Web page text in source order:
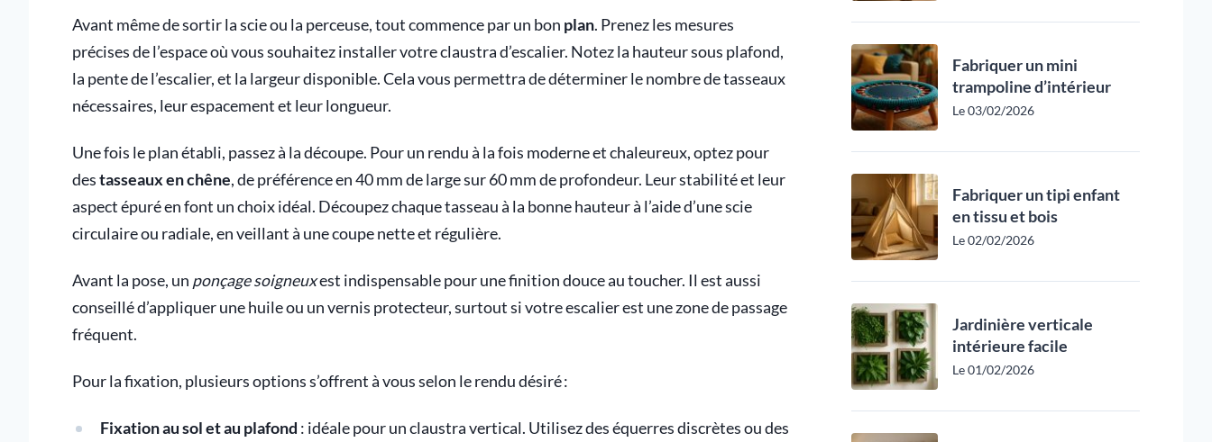
Avant même de sortir la scie ou la perceuse, tout commence par un bon plan. Prenez les mesures
précises de l’espace où vous souhaitez installer votre claustra d’escalier. Notez la hauteur sous plafond,
la pente de l’escalier, et la largeur disponible. Cela vous permettra de déterminer le nombre de tasseaux
nécessaires, leur espacement et leur longueur.
Une fois le plan établi, passez à la découpe. Pour un rendu à la fois moderne et chaleureux, optez pour
destasseaux en chêne, de préférence en 40 mm de large sur 60 mm de profondeur. Leur stabilité et leur
aspect épuré en font un choix idéal. Découpez chaque tasseau à la bonne hauteur à l’aide d’une scie
circulaire ou radiale, en veillant à une coupe nette et régulière.
Avant la pose, un ponçage soigneuxest indispensable pour une finition douce au toucher. Il est aussi
conseillé d’appliquer une huile ou un vernis protecteur, surtout si votre escalier est une zone de passage
fréquent.
Pour la fixation, plusieurs options s’offrent à vous selon le rendu désiré :
Fixation au sol et au plafond : idéale pour un claustra vertical. Utilisez des équerres discrètes ou des
Fabriquer un mini
trampoline d’intérieur
Le 03/02/2026
Fabriquer un tipi enfant
en tissu et bois
Le 02/02/2026
Jardinière verticale
intérieure facile
Le 01/02/2026